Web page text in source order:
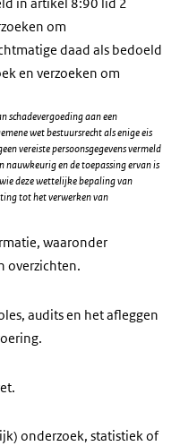
om
daad als bedoeld
en verzoeken om
schadevergoeding aan een
wet bestuursrecht als enige eis
vereiste persoonsgegevens vermeld
nauwkeurig en de toepassing ervan is
deze wettelijke bepaling van
tot het verwerken van
waaronder
overzichten.
audits en het afleggen
onderzoek, statistiek of